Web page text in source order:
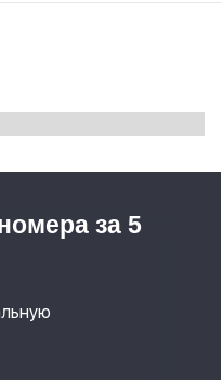
за 5